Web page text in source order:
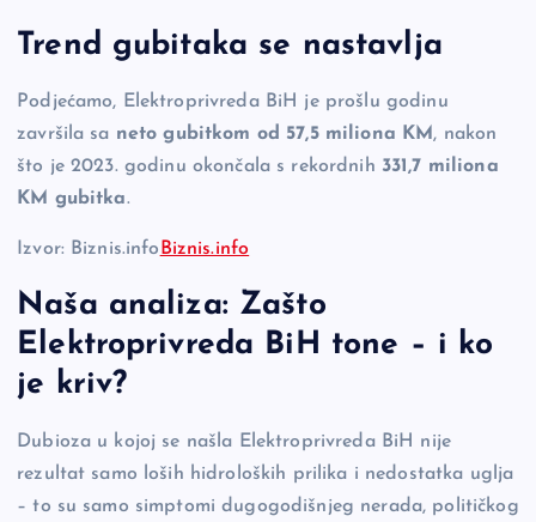
Trend gubitaka se nastavlja
Podjećamo, Elektroprivreda BiH je prošlu godinu
završila sa neto gubitkom od 57,5 miliona KM, nakon
što je 2023. godinu okončala s rekordnih 331,7 miliona
KM gubitka.
Izvor: Biznis.info Biznis.info
Naša analiza: Zašto
Elektroprivreda BiH tone – i ko
je kriv?
Dubioza u kojoj se našla Elektroprivreda BiH nije
rezultat samo loših hidroloških prilika i nedostatka uglja
– to su samo simptomi dugogodišnjeg nerada, političkog